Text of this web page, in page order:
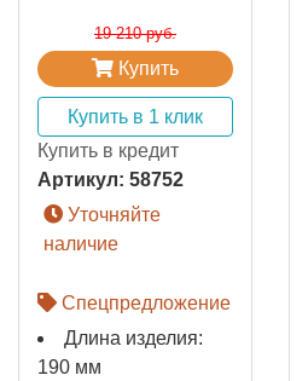
19 210 руб.
Купить
Купить в 1 клик
Купить в кредит
Артикул: 58752
Уточняйте
наличие
Спецпредложение
Длина изделия:
190 мм